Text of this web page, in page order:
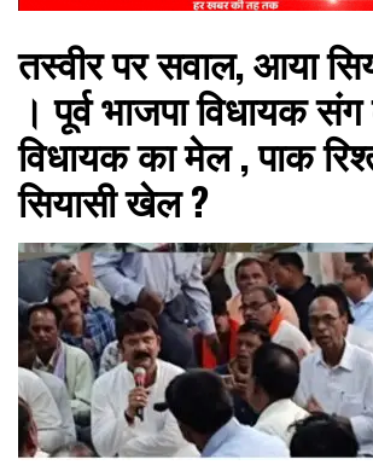
गौरतलब न्यूज
तस्वीर पर सवाल, आया
। पूर्व भाजपा विधायक
विधायक का मेल , पाक
सियासी खेल ?